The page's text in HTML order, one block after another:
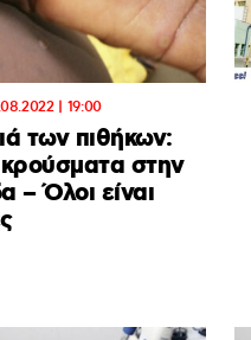
| 19:00
των πιθήκων:
στην
– Όλοι είναι